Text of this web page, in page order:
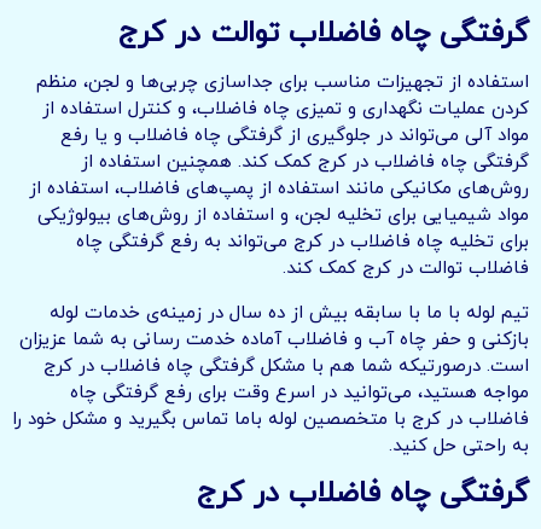
گرفتگی چاه فاضلاب توالت در کرج
استفاده از تجهیزات مناسب برای جداسازی چربی‌ها و لجن، منظم
کردن عملیات نگهداری و تمیزی چاه فاضلاب، و کنترل استفاده از
مواد آلی می‌تواند در جلوگیری از گرفتگی چاه فاضلاب و یا رفع
گرفتگی چاه فاضلاب در کرج کمک کند. همچنین استفاده از
روش‌های مکانیکی مانند استفاده از پمپ‌های فاضلاب، استفاده از
مواد شیمیایی برای تخلیه لجن، و استفاده از روش‌های بیولوژیکی
برای تخلیه چاه فاضلاب در کرج می‌تواند به رفع گرفتگی چاه
فاضلاب توالت در کرج کمک کند.
تیم لوله با ما با سابقه بیش از ده سال در زمینه‌ی خدمات لوله
بازکنی و حفر چاه آب و فاضلاب آماده خدمت رسانی به شما عزیزان
است. درصورتیکه شما هم با مشکل گرفتگی چاه فاضلاب در کرج
مواجه هستید، می‌توانید در اسرع وقت برای رفع گرفتگی چاه
فاضلاب در کرج با متخصصین لوله باما تماس بگیرید و مشکل خود را
به راحتی حل کنید.
گرفتگی چاه فاضلاب در کرج